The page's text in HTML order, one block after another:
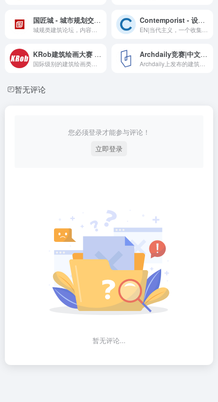
国匠城 - 城市规划交流平台 Contemporist - 设计与建筑杂志
KRob建筑绘画大赛 - 建筑设计竞赛 Archdaily竞赛|中文 - 建筑设计竞赛资讯信息
暂无评论
您必须登录才能参与评论！
立即登录
暂无评论...